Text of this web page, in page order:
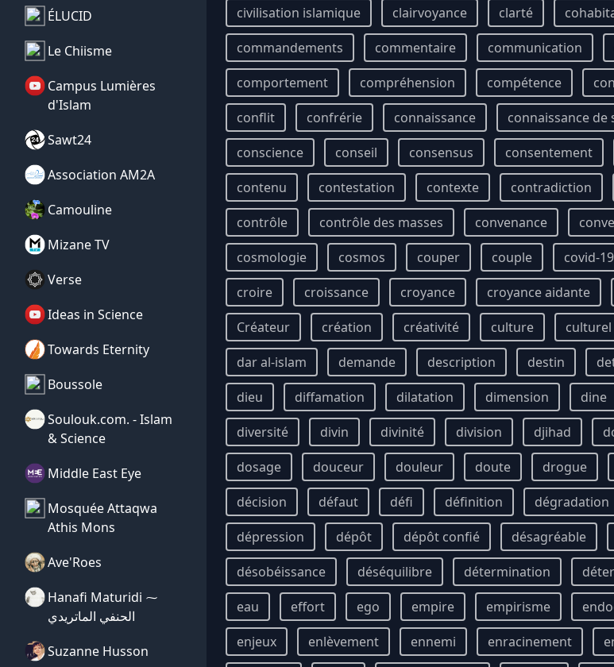
ÉLUCID
Le Chiisme
Campus Lumières
d'Islam
Sawt24
Association AM2A
Camouline
Mizane TV
Verse
Ideas in Science
Towards Eternity
Boussole
Soulouk.com. - Islam
& Science
Middle East Eye
Mosquée Attaqwa
Athis Mons
Ave'Roes
Hanafi Maturidi ⁓
الحنفي الماتريدي
Suzanne Husson
civilisation islamique
clairvoyance clarté
commandements
commentaire communication
comportement
compréhension compétence
conflit
confrérie connaissance connaissance de
conscience
conseil consensus consentement
contenu
contestation contexte contradiction
contrôle
contrôle des masses convenance
cosmologie
cosmos couper couple covid-19
croire
croissance croyance croyance aidante
Créateur
création créativité culture culturel
dar al-islam
demande description destin
dieu
diffamation dilatation dimension dine
diversité
divin divinité division djihad
dosage
douceur douleur doute drogue
décision
défaut défi définition dégradation
dépression
dépôt dépôt confié désagréable
désobéissance
déséquilibre détermination
eau
effort ego empire empirisme
enjeux
enlèvement ennemi enracinement